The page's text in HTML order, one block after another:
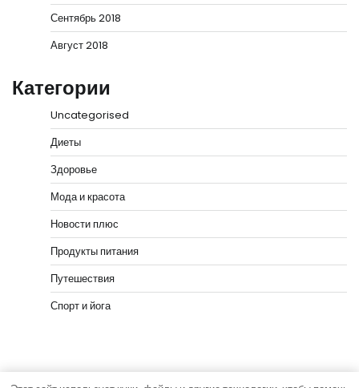
Сентябрь 2018
Август 2018
Категории
Uncategorised
Диеты
Здоровье
Мода и красота
Новости плюс
Продукты питания
Путешествия
Спорт и йога